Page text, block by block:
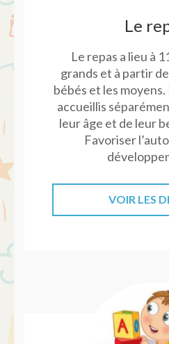
Le
Le repas a lieu à
grands et à partir
bébés et les
accueillis
leur âge et de leur
Favoriser
VOIR LES